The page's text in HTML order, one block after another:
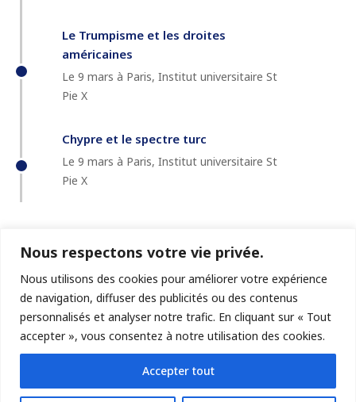
Nous respectons votre vie privée.
Nous utilisons des cookies pour améliorer votre expérience
de navigation, diffuser des publicités ou des contenus
personnalisés et analyser notre trafic. En cliquant sur « Tout
accepter », vous consentez à notre utilisation des cookies.
Accepter tout
Le Trumpisme et les droites
américaines
Le 9 mars à Paris, Institut universitaire St
Pie X
Chypre et le spectre turc
Le 9 mars à Paris, Institut universitaire St
Pie X